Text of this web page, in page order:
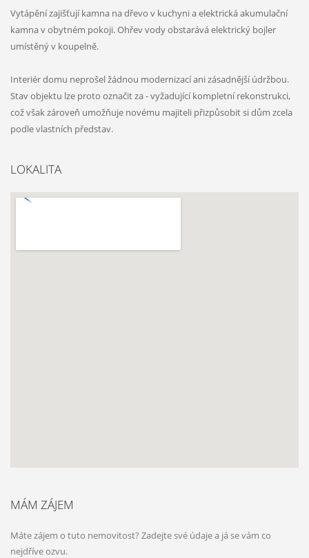
Vytápění zajišťují kamna na dřevo v kuchyni a elektrická akumulační
kamna v obytném pokoji. Ohřev vody obstarává elektrický bojler
umístěný v koupelně.
Interiér domu neprošel žádnou modernizací ani zásadnější údržbou.
Stav objektu lze proto označit za - vyžadující kompletní rekonstrukci,
což však zároveň umožňuje novému majiteli přizpůsobit si dům zcela
podle vlastních představ.
LOKALITA
MÁM ZÁJEM
Máte zájem o tuto nemovitost? Zadejte své údaje a já se vám co
nejdříve ozvu.